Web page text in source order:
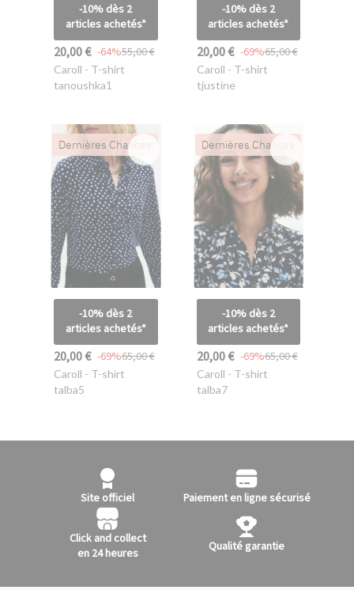
-10% dès 2
articles achetés*
20,00 € 55,00 €
-64%
Caroll - T-shirt
tanoushka1
-10% dès 2
articles achetés*
20,00 € 65,00 €
-69%
Caroll - T-shirt
tjustine
Dernières Chances
-10% dès 2
articles achetés*
20,00 € 65,00 €
-69%
Caroll - T-shirt
talba5
Dernières Chances
-10% dès 2
articles achetés*
20,00 € 65,00 €
-69%
Caroll - T-shirt
talba7
Site officiel Paiement en ligne sécurisé
Click and collect
en 24 heures
Qualité garantie